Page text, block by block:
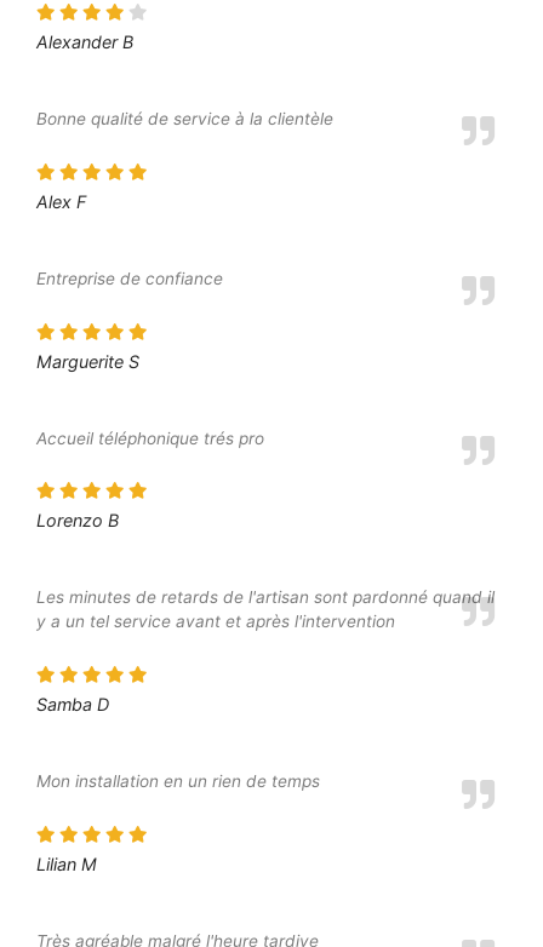
Alexander B
Bonne qualité de service à la clientèle
Alex F
Entreprise de confiance
Marguerite S
Accueil téléphonique trés pro
Lorenzo B
Les minutes de retards de l'artisan sont pardonné quand il
y a un tel service avant et après l'intervention
Samba D
Mon installation en un rien de temps
Lilian M
Très agréable malgré l'heure tardive